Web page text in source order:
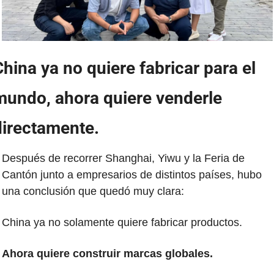
ya no quiere fabricar para el
ahora quiere venderle
Después de recorrer Shanghai, Yiwu y la Feria de
Cantón junto a empresarios de distintos países, hubo
una conclusión que quedó muy clara:
China ya no solamente quiere fabricar productos.
Ahora quiere construir marcas globales.